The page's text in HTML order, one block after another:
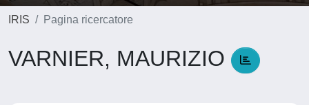
IRIS Pagina ricercatore
VARNIER, MAURIZIO